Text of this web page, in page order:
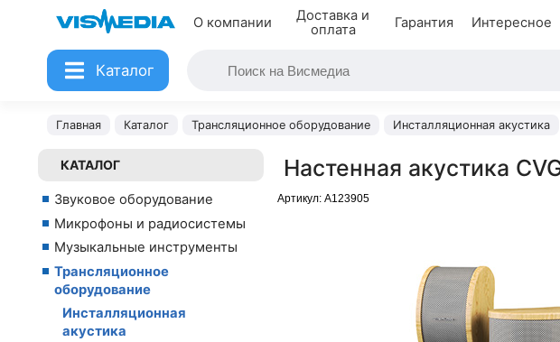
О компании
Доставка и
оплата
Гарантия Интересное
Каталог
Главная Каталог Трансляционное оборудование Инсталляционная акустика
КАТАЛОГ
Звуковое оборудование
Микрофоны и радиосистемы
Музыкальные инструменты
Трансляционное
оборудование
Инсталляционная
акустика
Настенная акустика
Артикул: A123905